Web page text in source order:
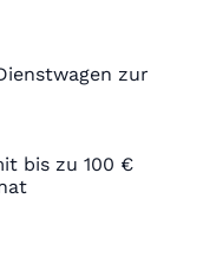
zur
bis zu 100 €